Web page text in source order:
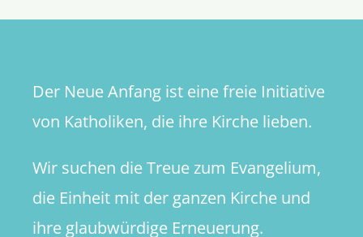
Der Neue Anfang ist eine freie Initiative
von Katholiken, die ihre Kirche lieben.
Wir suchen die Treue zum Evangelium,
die Einheit mit der ganzen Kirche und
ihre glaubwürdige Erneuerung.